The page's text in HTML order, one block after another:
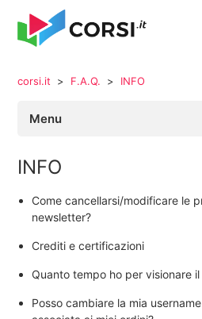
corsi.it F.A.Q. INFO
Menu
Autori & Affiliazione
F.A.Q.
Fatturazione
INFO
Come cancellarsi/modificare le
newsletter?
Crediti e certificazioni
Quanto tempo ho per visionare
Posso cambiare la mia